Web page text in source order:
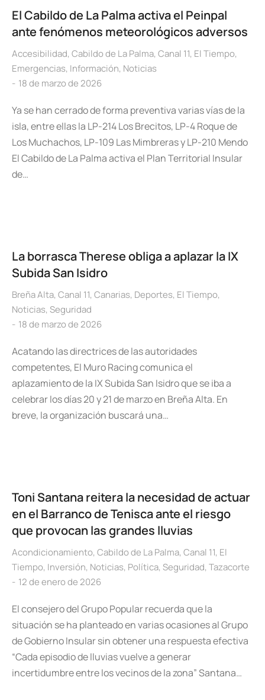
El Cabildo de La Palma activa el Peinpal
ante fenómenos meteorológicos adversos
Accesibilidad, Cabildo de La Palma, Canal 11, El Tiempo,
Emergencias, Información, Noticias
18 de marzo de 2026
Ya se han cerrado de forma preventiva varias vías de la
isla, entre ellas la LP-214 Los Brecitos, LP-4 Roque de
Los Muchachos, LP-109 Las Mimbreras y LP-210 Mendo
El Cabildo de La Palma activa el Plan Territorial Insular
de…
La borrasca Therese obliga a aplazar la IX
Subida San Isidro
Breña Alta, Canal 11, Canarias, Deportes, El Tiempo,
Noticias, Seguridad
18 de marzo de 2026
Acatando las directrices de las autoridades
competentes, El Muro Racing comunica el
aplazamiento de la IX Subida San Isidro que se iba a
celebrar los días 20 y 21 de marzo en Breña Alta. En
breve, la organización buscará una…
Toni Santana reitera la necesidad de actuar
en el Barranco de Tenisca ante el riesgo
que provocan las grandes lluvias
Acondicionamiento, Cabildo de La Palma, Canal 11, El
Tiempo, Inversión, Noticias, Política, Seguridad, Tazacorte
12 de enero de 2026
El consejero del Grupo Popular recuerda que la
situación se ha planteado en varias ocasiones al Grupo
de Gobierno Insular sin obtener una respuesta efectiva
“Cada episodio de lluvias vuelve a generar
incertidumbre entre los vecinos de la zona” Santana…